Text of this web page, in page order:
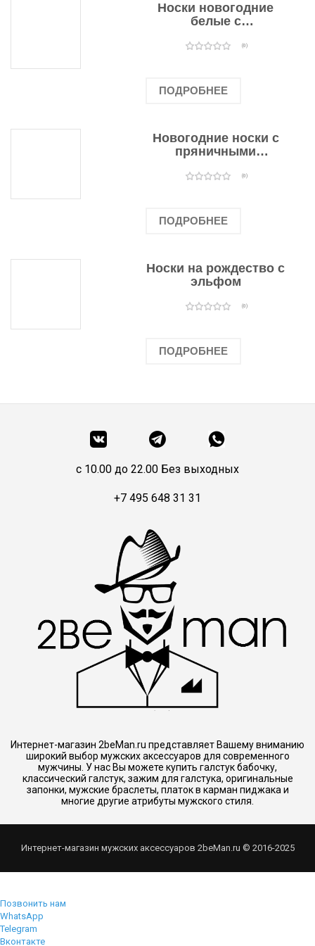
Носки новогодние
белые с
оленями(0)
ПОДРОБНЕЕ
Новогодние носки с
пряничными
(0)
ПОДРОБНЕЕ
Носки на рождество с
эльфом
(0)
ПОДРОБНЕЕ
c 10.00 до 22.00 Без выходных
+7 495 648 31 31
Интернет-магазин 2beMan.ru представляет Вашему вниманию
широкий выбор мужских аксессуаров для современного
мужчины. У нас Вы можете купить галстук бабочку,
классический галстук, зажим для галстука, оригинальные
запонки, мужские браслеты, платок в карман пиджака и
многие другие атрибуты мужского стиля.
Интернет-магазин мужских аксессуаров 2beMan.ru © 2016-2025
Позвонить нам
WhatsApp
Telegram
Вконтакте